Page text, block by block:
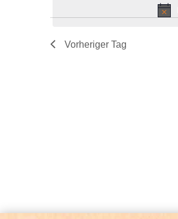
Vorheriger Tag